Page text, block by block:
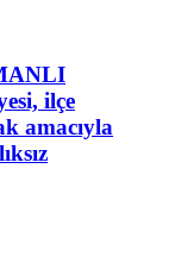
ilçe
amacıyla